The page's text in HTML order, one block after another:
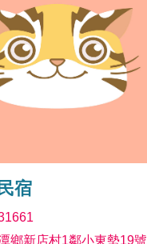
宿
鄉新店村1鄰小東勢19號